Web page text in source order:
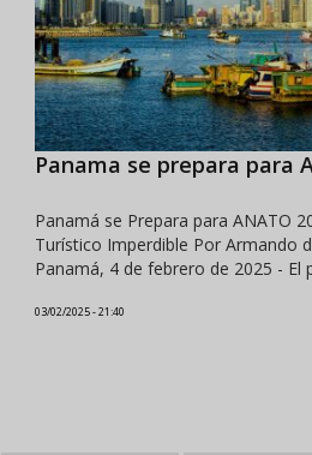
Panama se prepara para
Panamá se Prepara para ANATO
Turístico Imperdible Por Armando
Panamá, 4 de febrero de 2025 - El
03/02/2025 - 21:40